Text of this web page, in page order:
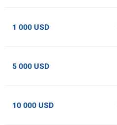
1 000 USD
5 000 USD
10 000 USD